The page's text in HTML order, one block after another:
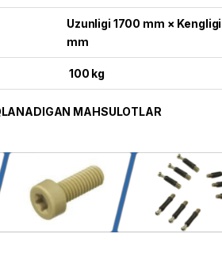
Uzunligi 1700 mm ×
mm
100 kg
MAHSULOTLAR